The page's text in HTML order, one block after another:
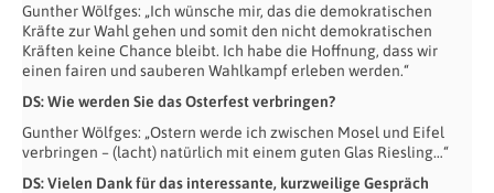
Gunther Wölfges: „Ich wünsche mir, das die demokratischen
Kräfte zur Wahl gehen und somit den nicht demokratischen
Kräften keine Chance bleibt. Ich habe die Hoffnung, dass wir
einen fairen und sauberen Wahlkampf erleben werden.“
DS: Wie werden Sie das Osterfest verbringen?
Gunther Wölfges: „Ostern werde ich zwischen Mosel und Eifel
verbringen – (lacht) natürlich mit einem guten Glas Riesling…“
DS: Vielen Dank für das interessante, kurzweilige Gespräch